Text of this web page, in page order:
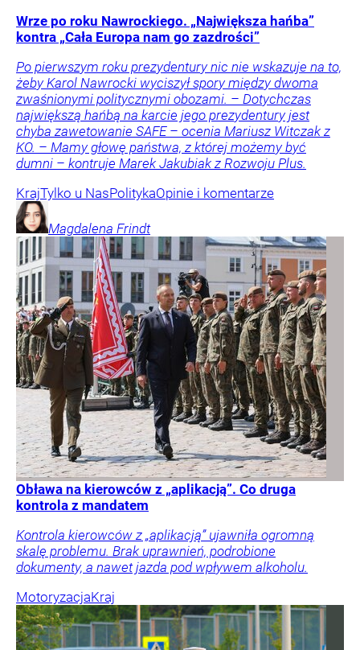
Wrze po roku Nawrockiego. „Największa hańba”
kontra „Cała Europa nam go zazdrości”
Po pierwszym roku prezydentury nic nie wskazuje na to,
żeby Karol Nawrocki wyciszył spory między dwoma
zwaśnionymi politycznymi obozami. – Dotychczas
największą hańbą na karcie jego prezydentury jest
chyba zawetowanie SAFE – ocenia Mariusz Witczak z
KO. – Mamy głowę państwa, z której możemy być
dumni – kontruje Marek Jakubiak z Rozwoju Plus.
KrajTylko u NasPolitykaOpinie i komentarze
Magdalena Frindt
Obława na kierowców z „aplikacją”. Co druga
kontrola z mandatem
Kontrola kierowców z „aplikacją” ujawniła ogromną
skalę problemu. Brak uprawnień, podrobione
dokumenty, a nawet jazda pod wpływem alkoholu.
MotoryzacjaKraj